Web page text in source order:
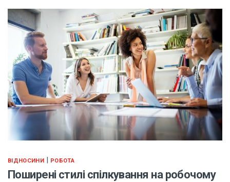
ВІДНОСИНИ | РОБОТА
Поширені стилі спілкування на робочому